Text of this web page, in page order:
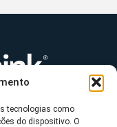
tecnologias como
do dispositivo. O